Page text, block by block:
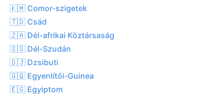
🇰🇲 Comor-szigetek
🇹🇩 Csád
🇿🇦 Dél-afrikai Köztársaság
🇸🇸 Dél-Szudán
🇩🇯 Dzsibuti
🇬🇶 Egyenlítői-Guinea
🇪🇬 Egyiptom